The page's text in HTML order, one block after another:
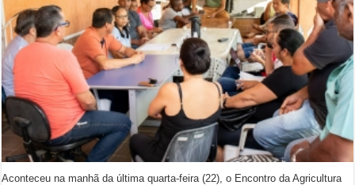
Aconteceu na manhã da última quarta-feira (22), o Encontro da Agricultura